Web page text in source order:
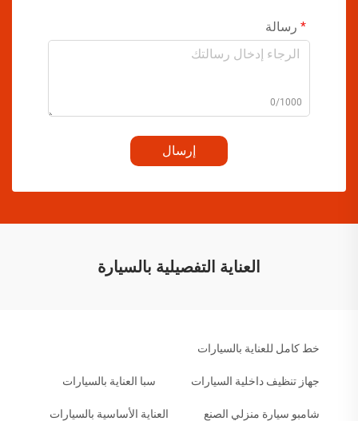
رسالة
0/1000
إرسال
العناية التفصيلية بالسيارة
خط كامل للعناية بالسيارات
جهاز تنظيف داخلية السيارات سبا العناية بالسيارات
شامبو سيارة منزلي الصنع العناية الأساسية بالسيارات